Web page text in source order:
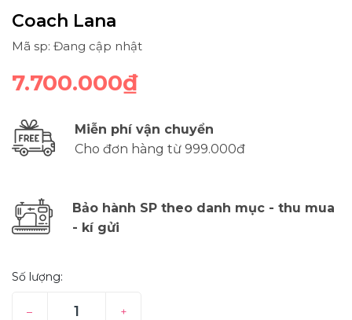
Coach Lana
Mã sp: Đang cập nhật
7.700.000₫
Miễn phí vận chuyển
Cho đơn hàng từ 999.000đ
Bảo hành SP theo danh mục - thu mua
- kí gửi
Số lượng:
– +